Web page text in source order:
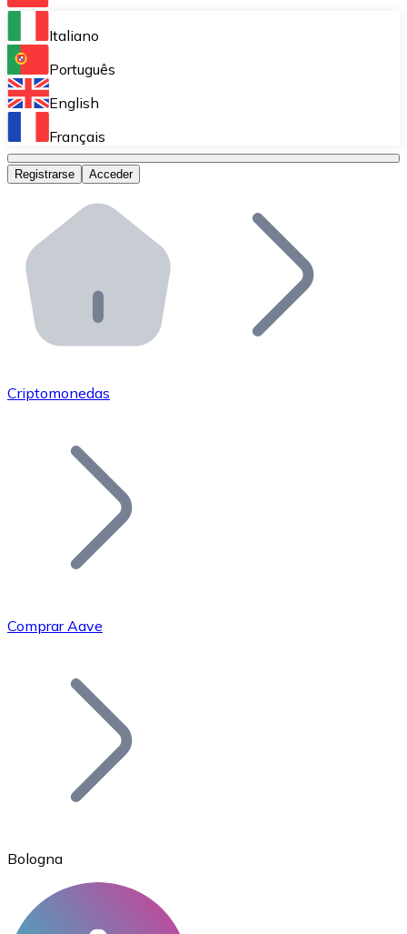
Bitnovo Ramp
Integra nuestra solución en tu plataforma.
Bitnovo Giftcards
Bitnovo OTC
Bitnovo ATM
Integra un ATM Bitnovo en tu negocio y permite que
Bitnovo API
Integra nuestra API en tu ecosistema.
Únete a nuestra red de distribuidores.
Añade tu proyecto a nuestro ecosistema.
Bitcoin
Italiano
Português
English
Français
Registrarse Acceder
Criptomonedas
Comprar Aave
Bologna